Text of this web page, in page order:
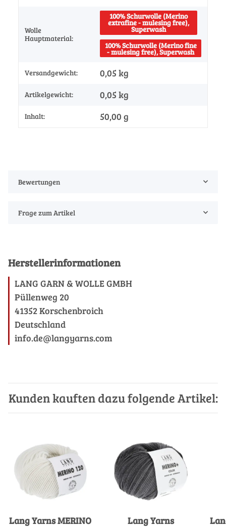
Wolle
Hauptmaterial:
100% Schurwolle (Merino
extrafine - mulesing free),
Superwash
100% Schurwolle (Merino fine
- mulesing free), Superwash
Versandgewicht: 0,05 kg
Artikelgewicht: 0,05 kg
Inhalt: 50,00 g
Bewertungen
Frage zum Artikel
Herstellerinformationen
LANG GARN & WOLLE GMBH
Püllenweg 20
41352 Korschenbroich
Deutschland
info.de@langyarns.com
Kunden kauften dazu folgende Artikel:
Lang Yarns MERINO
Lang Yarns